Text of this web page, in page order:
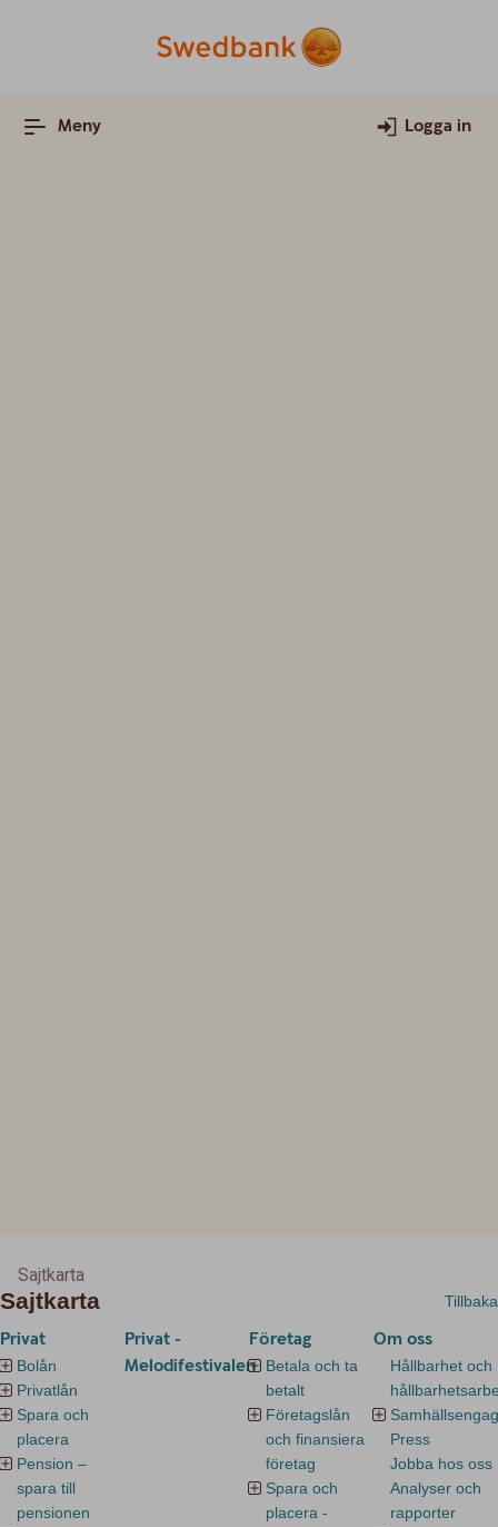
Meny Logga in
Sajtkarta
Sajtkarta Tillbaka
Privat
Bolån
Privatlån
Spara och
placera
Pension –
spara till
pensionen
Privat -
Melodifestivalen
Företag
Betala och ta
betalt
Företagslån
och finansiera
företag
Spara och
placera -
Om oss
Hållbarhet och
Press
Jobba hos oss
Analyser och
rapporter